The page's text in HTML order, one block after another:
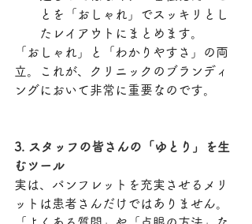
とを「おしゃれ」でスッキリとし
たレイアウトにまとめます。
「おしゃれ」と「わかりやすさ」の両
立。これが、クリニックのブランディ
ングにおいて非常に重要なのです。
3. スタッフの皆さんの「ゆとり」を生
むツール
実は、パンフレットを充実させるメリ
ットは患者さんだけではありません。